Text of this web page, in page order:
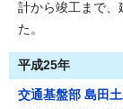
計から竣工まで、
た。
平成25年
交通基盤部 島田